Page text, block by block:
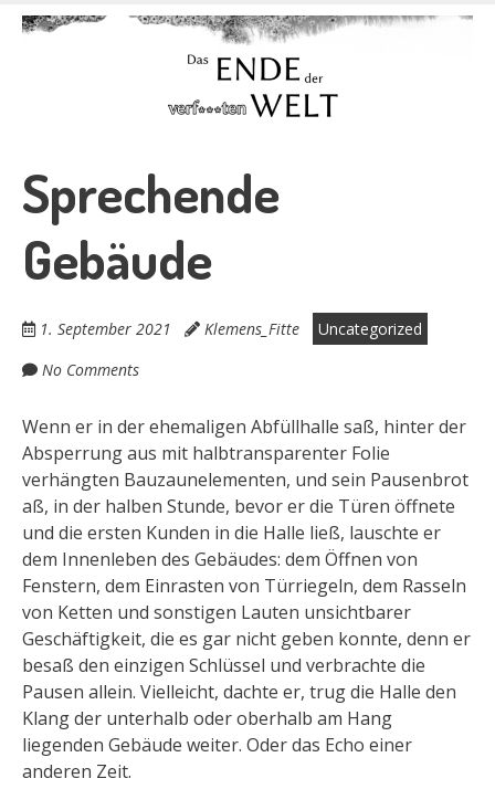
Skip
Das Ende der
verf***ten Welt
Sprechende
Gebäude
1. September 2021 Klemens_Fitte
Uncategorized
No Comments
Wenn er in der ehemaligen Abfüllhalle saß, hinter der
Absperrung aus mit halbtransparenter Folie
verhängten Bauzaunelementen, und sein Pausenbrot
aß, in der halben Stunde, bevor er die Türen öffnete
und die ersten Kunden in die Halle ließ, lauschte er
dem Innenleben des Gebäudes: dem Öffnen von
Fenstern, dem Einrasten von Türriegeln, dem Rasseln
von Ketten und sonstigen Lauten unsichtbarer
Geschäftigkeit, die es gar nicht geben konnte, denn er
besaß den einzigen Schlüssel und verbrachte die
Pausen allein. Vielleicht, dachte er, trug die Halle den
Klang der unterhalb oder oberhalb am Hang
liegenden Gebäude weiter. Oder das Echo einer
anderen Zeit.